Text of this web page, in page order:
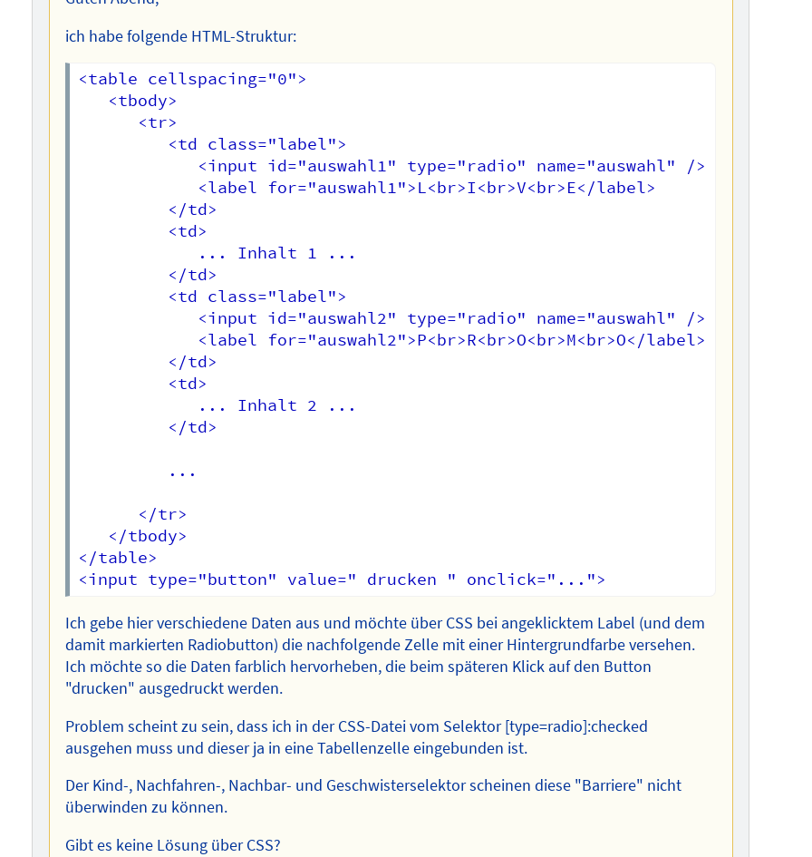
ich habe folgende HTML-Struktur:
<table cellspacing="0">
   <tbody>
      <tr>
         <td class="label">
            <input id="auswahl1" type="radio" name="auswahl" />
            <label for="auswahl1">L<br>I<br>V<br>E</label>
         </td>
         <td>
            ... Inhalt 1 ...
         </td>
         <td class="label">
            <input id="auswahl2" type="radio" name="auswahl" />
            <label for="auswahl2">P<br>R<br>O<br>M<br>O</label>
         </td>
         <td>
            ... Inhalt 2 ...
         </td>
         ...
      </tr>
   </tbody>
</table>
Ich gebe hier verschiedene Daten aus und möchte über CSS bei angeklicktem Label (und dem
damit markierten Radiobutton) die nachfolgende Zelle mit einer Hintergrundfarbe versehen.
Ich möchte so die Daten farblich hervorheben, die beim späteren Klick auf den Button
"drucken" ausgedruckt werden.
Problem scheint zu sein, dass ich in der CSS-Datei vom Selektor [type=radio]:checked
ausgehen muss und dieser ja in eine Tabellenzelle eingebunden ist.
Der Kind-, Nachfahren-, Nachbar- und Geschwisterselektor scheinen diese "Barriere" nicht
überwinden zu können.
Gibt es keine Lösung über CSS?